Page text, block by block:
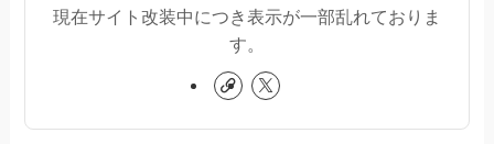
現在サイト改装中につき表示が一部乱れておりま
す。